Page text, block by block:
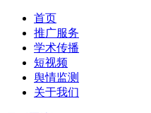
首页
推广服务
学术传播
短视频
舆情监测
关于我们